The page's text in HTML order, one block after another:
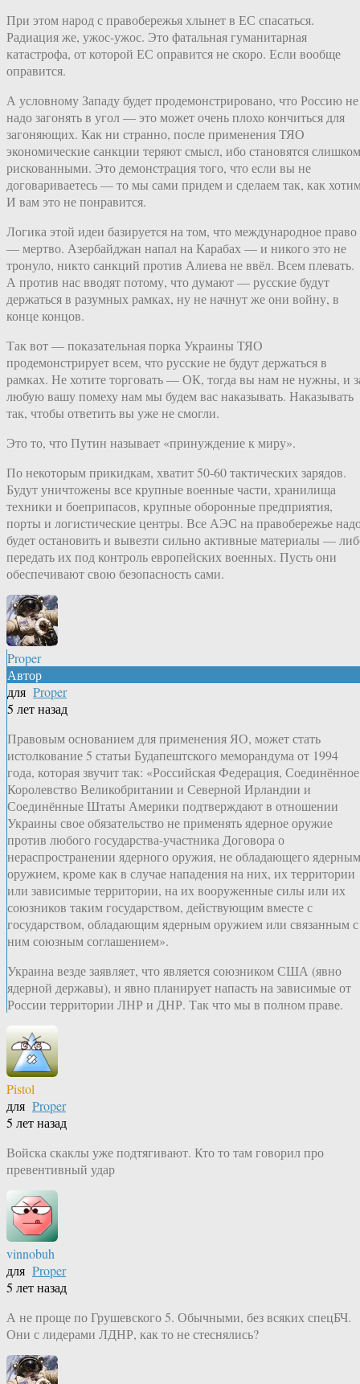
При этом народ с правобережья хлынет в ЕС спасаться.
Радиация же, ужос-ужос. Это фатальная гуманитарная
катастрофа, от которой ЕС оправится не скоро. Если вообще
оправится.
А условному Западу будет продемонстрировано, что Россию не
надо загонять в угол — это может очень плохо кончиться для
загоняющих. Как ни странно, после применения ТЯО
экономические санкции теряют смысл, ибо становятся слишком
рискованными. Это демонстрация того, что если вы не
договариваетесь — то мы сами придем и сделаем так, как
И вам это не понравится.
Логика этой идеи базируется на том, что международное право
— мертво. Азербайджан напал на Карабах — и никого это не
тронуло, никто санкций против Алиева не ввёл. Всем плевать.
А против нас вводят потому, что думают — русские будут
держаться в разумных рамках, ну не начнут же они войну, в
конце концов.
Так вот — показательная порка Украины ТЯО
продемонстрирует всем, что русские не будут держаться в
рамках. Не хотите торговать — ОК, тогда вы нам не нужны, и
любую вашу помеху нам мы будем вас наказывать. Наказывать
так, чтобы ответить вы уже не смогли.
Это то, что Путин называет «принуждение к миру».
По некоторым прикидкам, хватит 50-60 тактических зарядов.
Будут уничтожены все крупные военные части, хранилища
техники и боеприпасов, крупные оборонные предприятия,
порты и логистические центры. Все АЭС на правобережье
будет остановить и вывезти сильно активные материалы —
передать их под контроль европейских военных. Пусть они
обеспечивают свою безопасность сами.
Proper
Автор
для Proper
5 лет назад
Правовым основанием для применения ЯО, может стать
истолкование 5 статьи Будапештского меморандума от 1994
года, которая звучит так: «Российская Федерация, Соединённое
Королевство Великобритании и Северной Ирландии и
Соединённые Штаты Америки подтверждают в отношении
Украины свое обязательство не применять ядерное оружие
против любого государства-участника Договора о
нераспространении ядерного оружия, не обладающего ядерным
оружием, кроме как в случае нападения на них, их территории
или зависимые территории, на их вооруженные силы или их
союзников таким государством, действующим вместе с
государством, обладающим ядерным оружием или связанным с
ним союзным соглашением».
Украина везде заявляет, что является союзником США (явно
ядерной державы), и явно планирует напасть на зависимые от
России территории ЛНР и ДНР. Так что мы в полном праве.
Pistol
для Proper
5 лет назад
Войска скаклы уже подтягивают. Кто то там говорил про
превентивный удар
vinnobuh
для Proper
5 лет назад
А не проще по Грушевского 5. Обычными, без всяких спецБЧ.
Они с лидерами ЛДНР, как то не стеснялись?